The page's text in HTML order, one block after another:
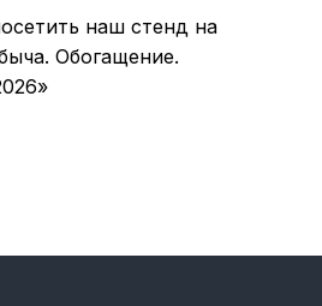
наш стенд на
Обогащение.